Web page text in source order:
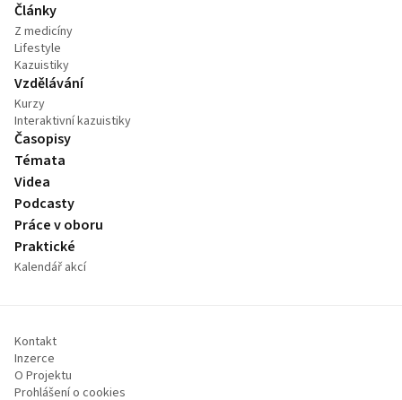
Články
Z medicíny
Lifestyle
Kazuistiky
Vzdělávání
Kurzy
Interaktivní kazuistiky
Časopisy
Témata
Videa
Podcasty
Práce v oboru
Praktické
Kalendář akcí
Kontakt
Inzerce
O Projektu
Prohlášení o cookies